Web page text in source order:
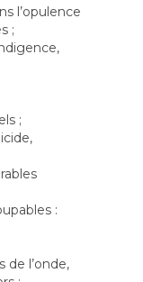
l’opulence
;
;
:
de l’onde,